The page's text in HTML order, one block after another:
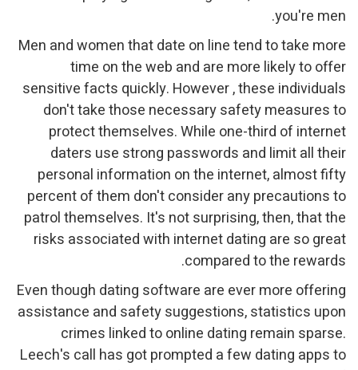
Men and women that date
time on the web
sensitive facts quickly.
don't take those
protect themselves.
daters use strong
personal information
percent of them don't
patrol themselves. It's
risks associated with
Even though dating
assistance and safety
crimes linked to
Leech's call has got